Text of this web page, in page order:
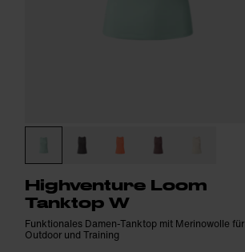
Highventure Loom
Tanktop W
Funktionales Damen-Tanktop mit Merinowolle für
Outdoor und Training